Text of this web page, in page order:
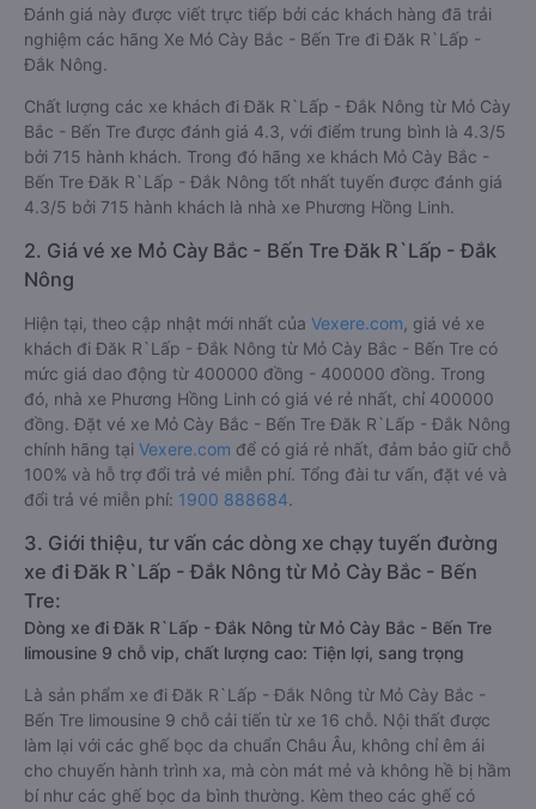
Đánh giá này được viết trực tiếp bởi các khách hàng đã trải
nghiệm các hãng Xe Mỏ Cày Bắc - Bến Tre đi Đăk R`Lấp -
Đắk Nông.
Chất lượng các xe khách đi Đăk R`Lấp - Đắk Nông từ Mỏ Cày
Bắc - Bến Tre được đánh giá 4.3, với điểm trung bình là 4.3/5
bởi 715 hành khách. Trong đó hãng xe khách Mỏ Cày Bắc -
Bến Tre Đăk R`Lấp - Đắk Nông tốt nhất tuyến được đánh giá
4.3/5 bởi 715 hành khách là nhà xe Phương Hồng Linh.
2. Giá vé xe Mỏ Cày Bắc - Bến Tre Đăk R`Lấp - Đắk
Nông
Hiện tại, theo cập nhật mới nhất của Vexere.com , giá vé xe
khách đi Đăk R`Lấp - Đắk Nông từ Mỏ Cày Bắc - Bến Tre có
mức giá dao động từ 400000 đồng - 400000 đồng. Trong
đó, nhà xe Phương Hồng Linh có giá vé rẻ nhất, chỉ 400000
đồng. Đặt vé xe Mỏ Cày Bắc - Bến Tre Đăk R`Lấp - Đắk Nông
chính hãng tại Vexere.com để có giá rẻ nhất, đảm bảo giữ chỗ
100% và hỗ trợ đổi trả vé miễn phí. Tổng đài tư vấn, đặt vé và
đổi trả vé miễn phí: 1900 888684.
3. Giới thiệu, tư vấn các dòng xe chạy tuyến đường
xe đi Đăk R`Lấp - Đắk Nông từ Mỏ Cày Bắc - Bến
Tre:
Dòng xe đi Đăk R`Lấp - Đắk Nông từ Mỏ Cày Bắc - Bến Tre
limousine 9 chỗ vip, chất lượng cao: Tiện lợi, sang trọng
Là sản phẩm xe đi Đăk R`Lấp - Đắk Nông từ Mỏ Cày Bắc -
Bến Tre limousine 9 chỗ cải tiến từ xe 16 chỗ. Nội thất được
làm lại với các ghế bọc da chuẩn Châu Âu, không chỉ êm ái
cho chuyến hành trình xa, mà còn mát mẻ và không hề bị hầm
bí như các ghế bọc da bình thường. Kèm theo các ghế có